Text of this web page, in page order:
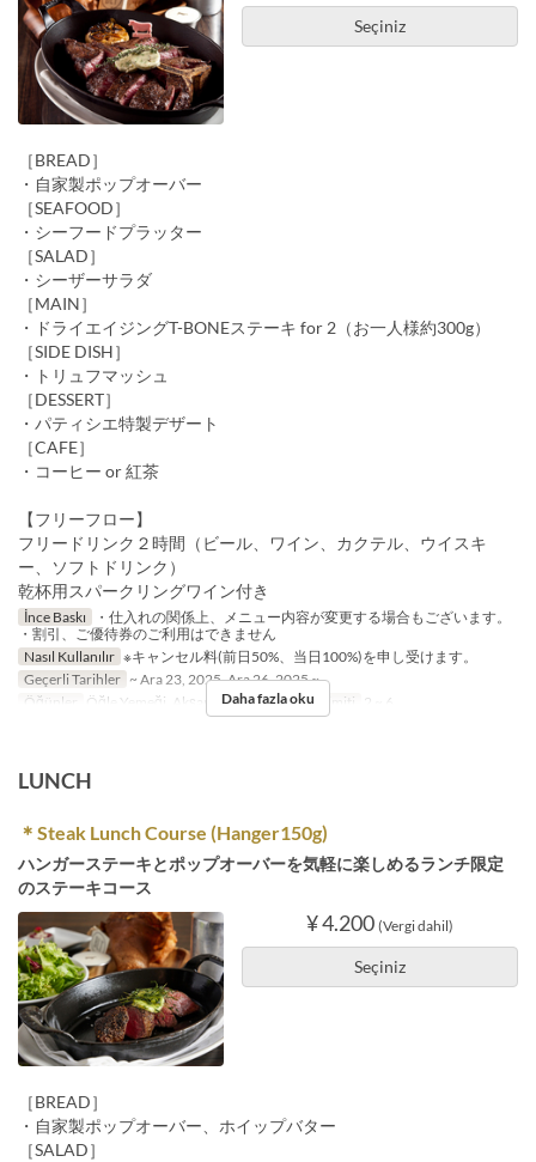
Seçiniz
［BREAD］
・自家製ポップオーバー
［SEAFOOD］
・シーフードプラッター
［SALAD］
・シーザーサラダ
［MAIN］
・ドライエイジングT-BONEステーキ for 2（お一人様約300g）
［SIDE DISH］
・トリュフマッシュ
［DESSERT］
・パティシエ特製デザート
［CAFE］
・コーヒー or 紅茶
【フリーフロー】
フリードリンク２時間（ビール、ワイン、カクテル、ウイスキ
ー、ソフトドリンク）
乾杯用スパークリングワイン付き
İnce Baskı
・仕入れの関係上、メニュー内容が変更する場合もございます。
・割引、ご優待券のご利用はできません
Nasıl Kullanılır ※キャンセル料(前日50%、当日100%)を申し受けます。
Geçerli Tarihler ~ Ara 23, 2025, Ara 26, 2025 ~
Öğünler
Öğle Yemeği, Akşam Yemeği Sipariş Limiti 2 ~ 6
Daha fazla oku
LUNCH
＊Steak Lunch Course (Hanger150g)
ハンガーステーキとポップオーバーを気軽に楽しめるランチ限定
のステーキコース
¥ 4.200 (Vergi dahil)
Seçiniz
［BREAD］
・自家製ポップオーバー、ホイップバター
［SALAD］